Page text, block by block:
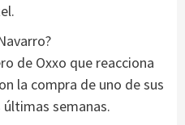
de Oxxo que reacciona
la compra de uno de sus
semanas.